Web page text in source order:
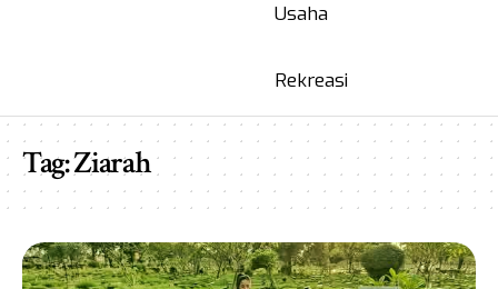
Usaha
Rekreasi
Tag:Ziarah